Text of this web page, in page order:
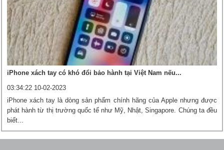
iPhone xách tay có khó đổi bảo hành tại Việt Nam nếu...
03:34:22 10-02-2023
iPhone xách tay là dòng sản phẩm chính hãng của Apple nhưng được
phát hành từ thị trường quốc tế như Mỹ, Nhật, Singapore. Chúng ta đều
biết...